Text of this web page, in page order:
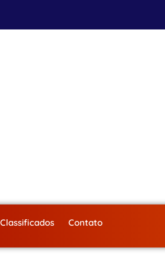
Classificados Contato